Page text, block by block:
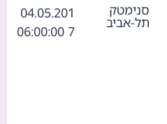
סנימטק
תל-אביב
04.05.201
7 06:00:00